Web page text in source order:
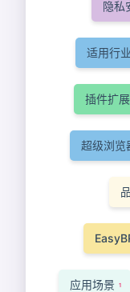
隐私
适用行业
插件扩展
超级浏览
应用场景 1